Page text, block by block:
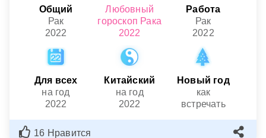
Общий
Рак
2022
Любовный
гороскоп Рака
2022
Работа
Рак
2022
Для всех
на год
2022
Китайский
на год
2022
Новый год
как
встречать
16 Нравится